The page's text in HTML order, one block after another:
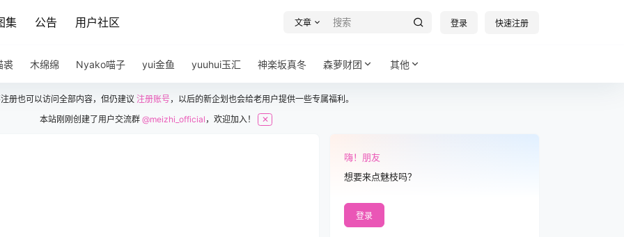
集 公告 用户社区 文章 登录 快速注册
裘 木绵绵 Nyako喵子 yui金鱼 yuuhui玉汇 神楽坂真冬 森萝财团 其他
册也可以访问全部内容，但仍建议 注册账号，以后的新企划也会给老用户提供一些专属福利。
本站刚刚创建了用户交流群@meizhi_official ，欢迎加入！ ✕
嗨！朋友
想要来点魅枝吗？
登录